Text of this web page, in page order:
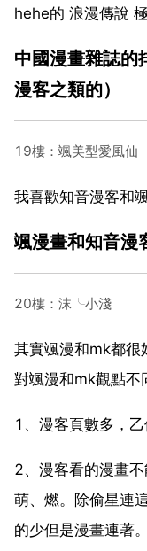
hehe的 浪漫傳說
中國漫畫雜誌的
漫客之類的）
19樓：颯美型愛風仙
我喜歡知音漫客和颯
颯漫畫和知音漫
20樓：沫╰小淺
其實颯漫和mk都很
對颯漫和mk觀點不
1、漫客頁數多，乙
2、漫客看的漫畫不
萌、燃。除偷星連
的少但是漫畫連著。